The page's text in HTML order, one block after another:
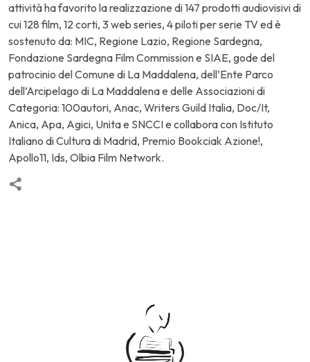
attività ha favorito la realizzazione di 147 prodotti audiovisivi di
cui 128 film, 12 corti, 3 web series, 4 piloti per serie TV ed è
sostenuto da: MIC, Regione Lazio, Regione Sardegna,
Fondazione Sardegna Film Commission e SIAE, gode del
patrocinio del Comune di La Maddalena, dell’Ente Parco
dell’Arcipelago di La Maddalena e delle Associazioni di
Categoria: 100autori, Anac, Writers Guild Italia, Doc/It,
Anica, Apa, Agici, Unita e SNCCI e collabora con Istituto
Italiano di Cultura di Madrid, Premio Bookciak Azione!,
Apollo11, Ids, Olbia Film Network.